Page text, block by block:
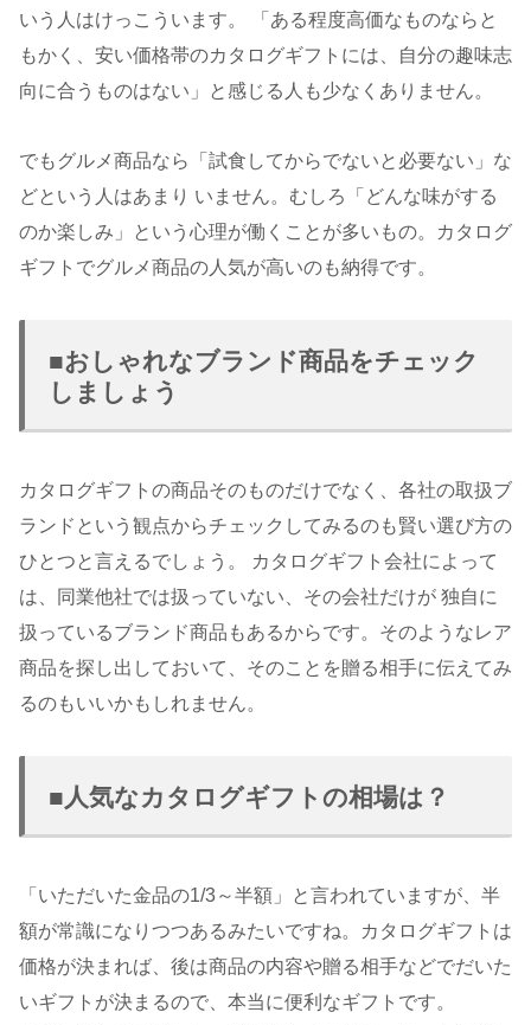
いう人はけっこういます。 「ある程度高価なものならと
もかく、安い価格帯のカタログギフトには、自分の趣味志
向に合うものはない」と感じる人も少なくありません。
でもグルメ商品なら「試食してからでないと必要ない」な
どという人はあまり いません。むしろ「どんな味がする
のか楽しみ」という心理が働くことが多いもの。カタログ
ギフトでグルメ商品の人気が高いのも納得です。
■おしゃれなブランド商品をチェック
しましょう
カタログギフトの商品そのものだけでなく、各社の取扱ブ
ランドという観点からチェックしてみるのも賢い選び方の
ひとつと言えるでしょう。 カタログギフト会社によって
は、同業他社では扱っていない、その会社だけが 独自に
扱っているブランド商品もあるからです。そのようなレア
商品を探し出しておいて、そのことを贈る相手に伝えてみ
るのもいいかもしれません。
■人気なカタログギフトの相場は？
「いただいた金品の1/3～半額」と言われていますが、半
額が常識になりつつあるみたいですね。カタログギフトは
価格が決まれば、後は商品の内容や贈る相手などでだいた
いギフトが決まるので、本当に便利なギフトです。